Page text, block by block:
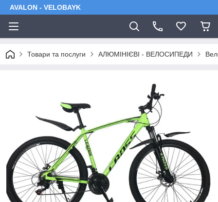
AVALON - VELOBAYK
Товари та послуги АЛЮМІНІЄВІ - ВЕЛОСИПЕДИ